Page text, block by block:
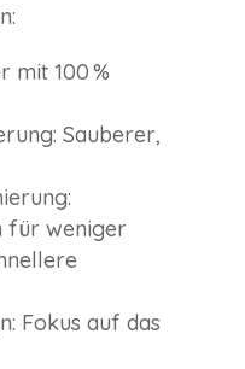
mit 100 %
Sauberer,
für weniger
Fokus auf das